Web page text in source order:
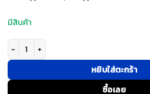
มีสินค้า
จำนวน Y24 รุ่น WATCHSTRAP - สายนาฬิกา
หยิบใส่ตะกร้า
ซื้อเลย